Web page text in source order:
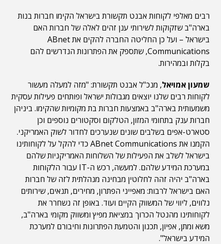
רבים מאלפי לקוחות אבנט תקשורת בישראל הקימו חברות בנות
בארה"ב שזקוקות לשירותי ענן זהים לאלה של חברות האם
בישראל – ועל כן החליטה החברה להקים את ABnet
Communications, שתספק את הפתרונות הנדרשים להם
בקלות ובמהירות.
שמעון אמויאל, מנכ"ל אבנט תקשורת: "מזה למעלה מעשור
לקוחות רבים שלנו יוצאים מגבולות ישראל ופותחים פעילות עסקית
משמעותית בארה"ב באמצעות חברות בת מקומיות שהקימו. ביניהן
חברות ענק בתחומי המזון, הטלקום וסקטורים נוספים וכן
סטארט-אפים בשלבים שונים שנערכים לחדור לשוק האמריקני.
הקמנו את ABnet Communications כדי להקל על לקוחותינו
בישראל לשלב את הפעילות של השלוחות האמריקניות שלהם
במערכת המידע שלהם. למעשה, רכש ה-IT עבור הלקוחות
בארה"ב יהיה זהה לחלוטין מבחינה מנהלתית לזה של חברות
האם בישראל לרבות: מאפייני הפתרון, מחירים, תנאים, שירותים
נלווים, ליווי של המשווק הקיים ועוד. באופן זה נשחרר את
לקוחותינו מהנטל הכרוך במציאת מפיץ ומשווק מקומי בארה"ב,
משא ומתן, אפיון, תכנון והטמעת הפתרונות וחיבורם למערכת
המידע בישראל".